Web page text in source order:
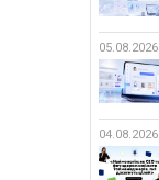
05.08.2026
04.08.2026